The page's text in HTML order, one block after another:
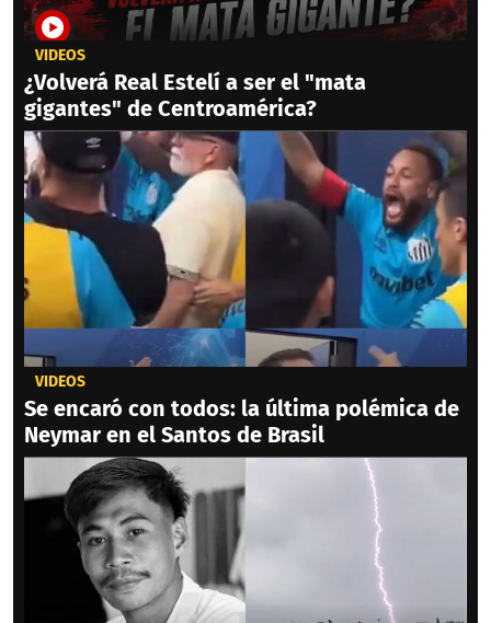
VIDEOS
¿Volverá Real Estelí a ser el "mata
gigantes" de Centroamérica?
VIDEOS
Se encaró con todos: la última polémica de
Neymar en el Santos de Brasil